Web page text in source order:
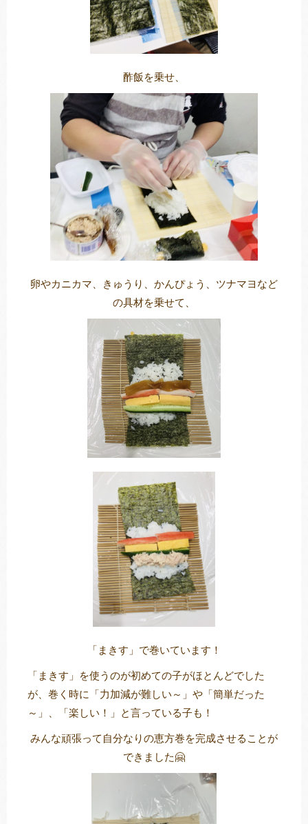
酢飯を乗せ、
卵やカニカマ、きゅうり、かんぴょう、ツナマヨなど
の具材を乗せて、
「まきす」で巻いています！
「まきす」を使うのが初めての子がほとんどでした
が、巻く時に「力加減が難しい～」や「簡単だった
～」、「楽しい！」と言っている子も！
みんな頑張って自分なりの恵方巻を完成させることが
できました🤗